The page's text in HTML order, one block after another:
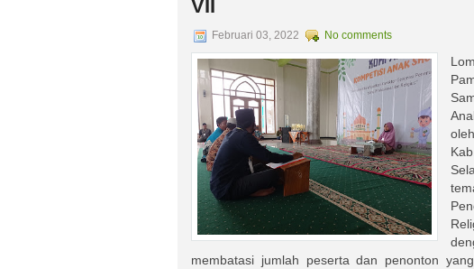
VII
Februari 03, 2022 No comments
membatasi jumlah peserta dan penonton